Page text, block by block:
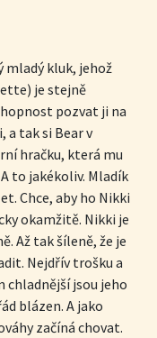
mladý kluk, jehož
je stejně
pozvat ji na
a tak si Bear v
hračku, která mu
to jakékoliv. Mladík
Chce, aby ho Nikki
okamžitě. Nikki je
Až tak šíleně, že je
Nejdřív trošku a
chladnější jsou jeho
blázen. A jako
začíná chovat.